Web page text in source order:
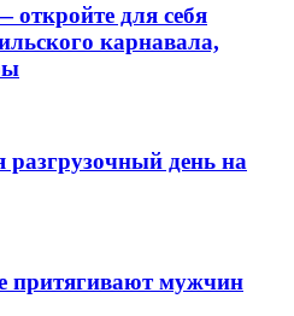
для себя
карнавала,
разгрузочный день на
притягивают мужчин